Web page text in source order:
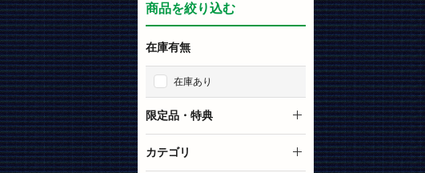
商品を絞り込む
在庫有無
在庫あり
限定品・特典
限定品
カテゴリ